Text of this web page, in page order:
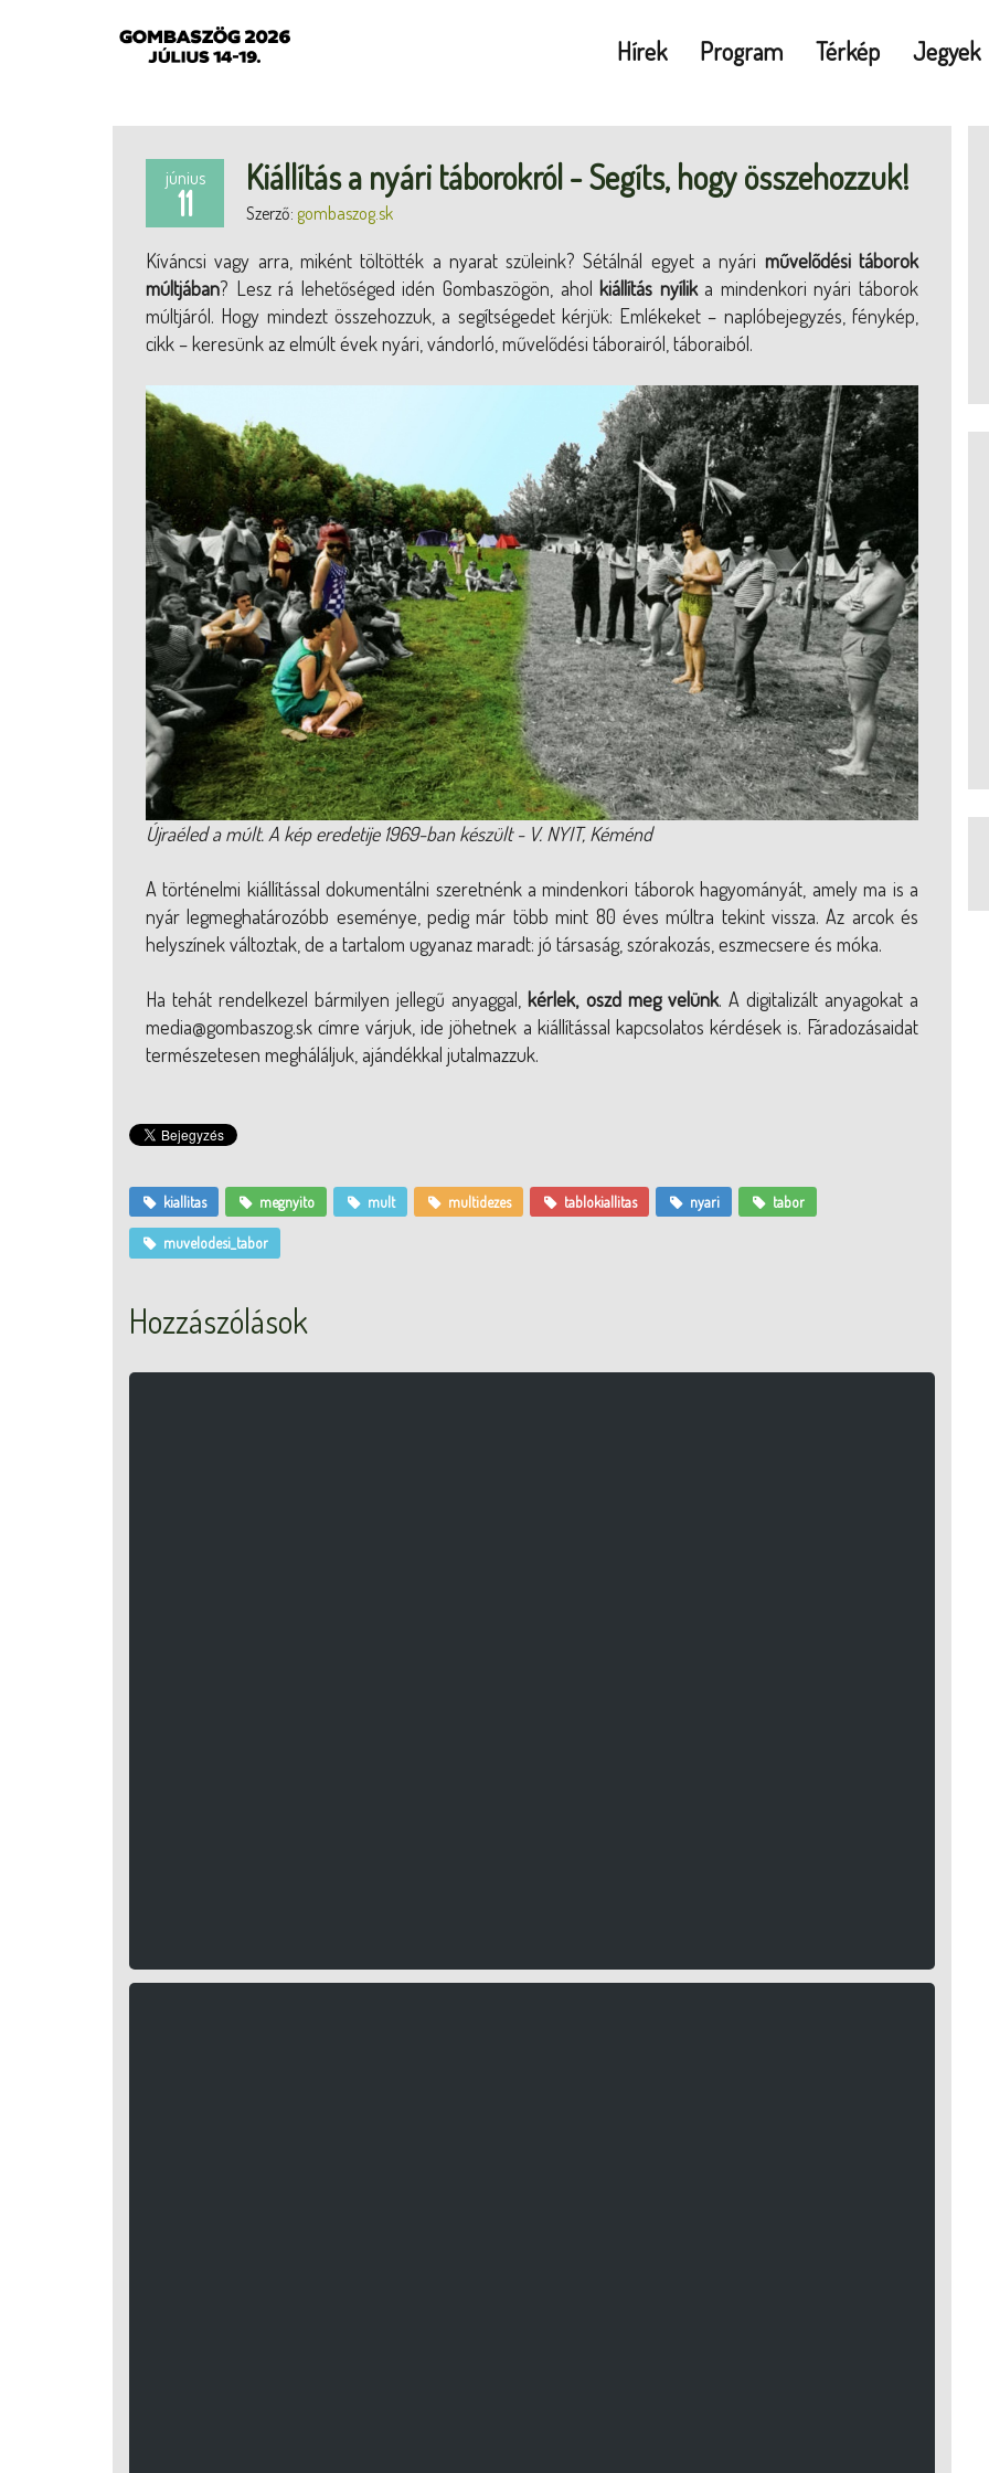
Hírek Program Térkép Jegyek
június
11
Kiállítás a nyári táborokról - Segíts, hogy összehozzuk!
Szerző: gombaszog.sk
Kíváncsi vagy arra, miként töltötték a nyarat szüleink? Sétálnál egyet a nyári művelődési táborok
múltjában? Lesz rá lehetőséged idén Gombaszögön, aholkiállítás nyílika mindenkori nyári táborok
múltjáról. Hogy mindezt összehozzuk, a segítségedet kérjük: Emlékeket – naplóbejegyzés, fénykép,
cikk – keresünk az elmúlt évek nyári, vándorló, művelődési táborairól, táboraiból.
Újraéled a múlt. A kép eredetije 1969-ban készült - V. NYIT, Kéménd
A történelmi kiállítással dokumentálni szeretnénk a mindenkori táborok hagyományát, amely ma is a
nyár legmeghatározóbb eseménye, pedig már több mint 80 éves múltra tekint vissza. Az arcok és
helyszínek változtak, de a tartalom ugyanaz maradt: jó társaság, szórakozás, eszmecsere és móka.
Ha tehát rendelkezel bármilyen jellegű anyaggal,kérlek, oszd meg velünk. A digitalizált anyagokat a
media@gombaszog.sk címre várjuk, ide jöhetnek a kiállítással kapcsolatos kérdések is. Fáradozásaidat
természetesen megháláljuk, ajándékkal jutalmazzuk.
kiallitas megnyito mult multidezes tablokiallitas nyari tabor
muvelodesi_tabor
Hozzászólások